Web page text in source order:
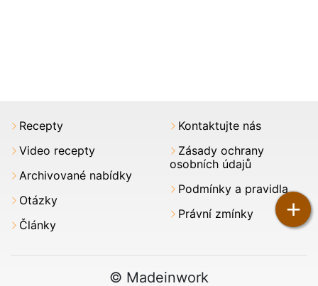
+
Recepty
Video recepty
Archivované nabídky
Otázky
Články
Kontaktujte nás
Zásady ochrany
osobních údajů
Podmínky a pravidla
Právní zmínky
© Madeinwork